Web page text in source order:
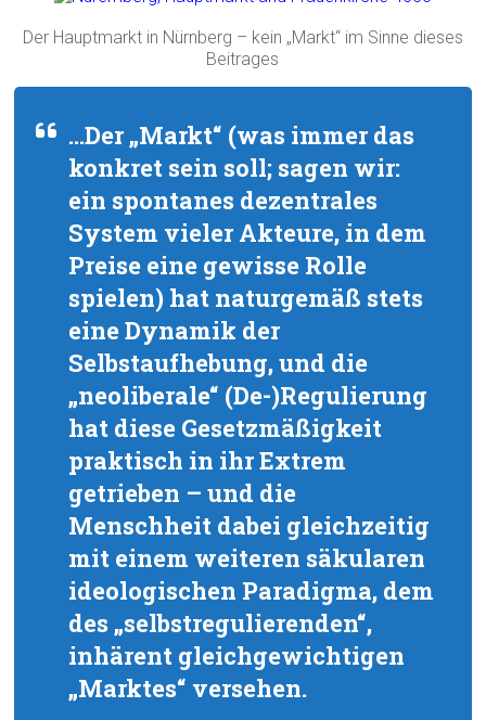
Der Hauptmarkt in Nürnberg – kein „Markt“ im Sinne dieses
Beitrages
…Der „Markt“ (was immer das
konkret sein soll; sagen wir:
ein spontanes dezentrales
System vieler Akteure, in dem
Preise eine gewisse Rolle
spielen) hat naturgemäß stets
eine Dynamik der
Selbstaufhebung, und die
„neoliberale“ (De-)Regulierung
hat diese Gesetzmäßigkeit
praktisch in ihr Extrem
getrieben – und die
Menschheit dabei gleichzeitig
mit einem weiteren säkularen
ideologischen Paradigma, dem
des „selbstregulierenden“,
inhärent gleichgewichtigen
„Marktes“ versehen.